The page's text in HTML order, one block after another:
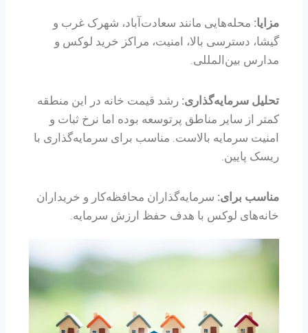
مزایا: محله‌هایی مانند سعادت‌آباد، شهرک غرب و
گیشا، دسترسی بالا، امنیت، مراکز خرید لوکس و
مدارس بین‌المللی.
تحلیل سرمایه‌گذاری: رشد قیمت خانه در این منطقه
کمتر از سایر مناطق پرتوسعه بوده اما نرخ ثبات و
امنیت سرمایه بالاست. مناسب برای سرمایه‌گذاری با
ریسک پایین.
مناسب برای: سرمایه‌گذاران محافظه‌کار و خریداران
خانه‌های لوکس با هدف حفظ ارزش سرمایه.